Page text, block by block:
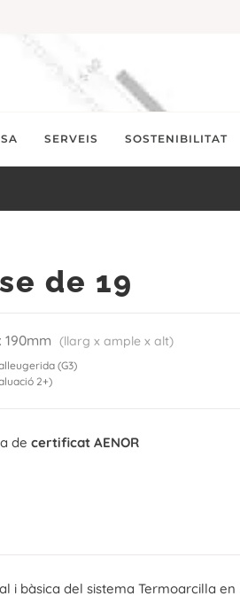
SERVEIS SOSTENIBILITAT
de 19
190mm (llarg x ample x alt)
(G3)
2+)
de certificat AENOR
i bàsica del sistema Termoarcilla en